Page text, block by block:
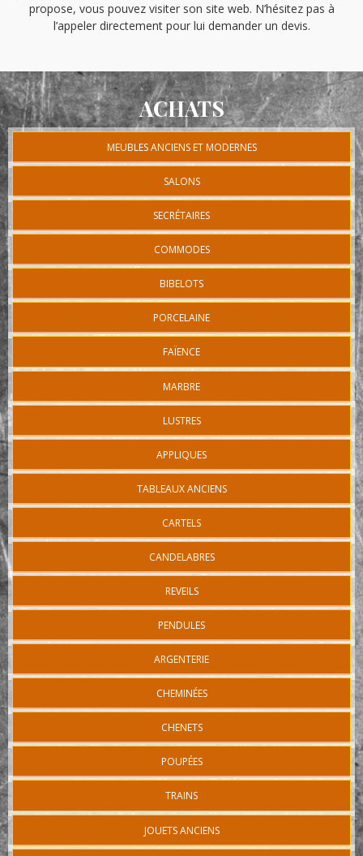
propose, vous pouvez visiter son site web. N’hésitez pas à
l’appeler directement pour lui demander un devis.
ACHATS
MEUBLES ANCIENS ET MODERNES
SALONS
SECRÉTAIRES
COMMODES
BIBELOTS
PORCELAINE
FAÏENCE
MARBRE
LUSTRES
APPLIQUES
TABLEAUX ANCIENS
CARTELS
CANDELABRES
REVEILS
PENDULES
ARGENTERIE
CHEMINÉES
CHENETS
POUPÉES
TRAINS
JOUETS ANCIENS